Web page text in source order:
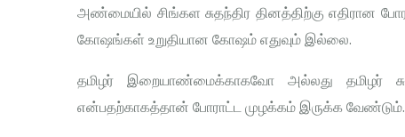
அண்மையில் சிங்கள சுதந்திர தினத்திற்கு எதிரான
கோஷங்கள் உறுதியான கோஷம் எதுவும் இல்லை.
தமிழர் இறையாண்மைக்காகவோ அல்லது தமிழர்
என்பதற்காகத்தான் போராட்ட முழக்கம் இருக்க வேண்டும்.